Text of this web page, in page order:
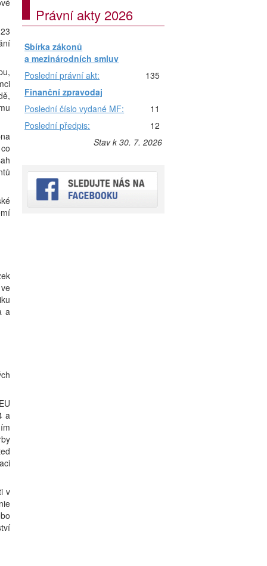
a
a
v
Právní akty 2026
Sbírka zákonů
a mezinárodních smluv
Poslední právní akt:
135
Finanční zpravodaj
Poslední číslo vydané MF:
11
Poslední předpis:
12
Stav k 30. 7. 2026